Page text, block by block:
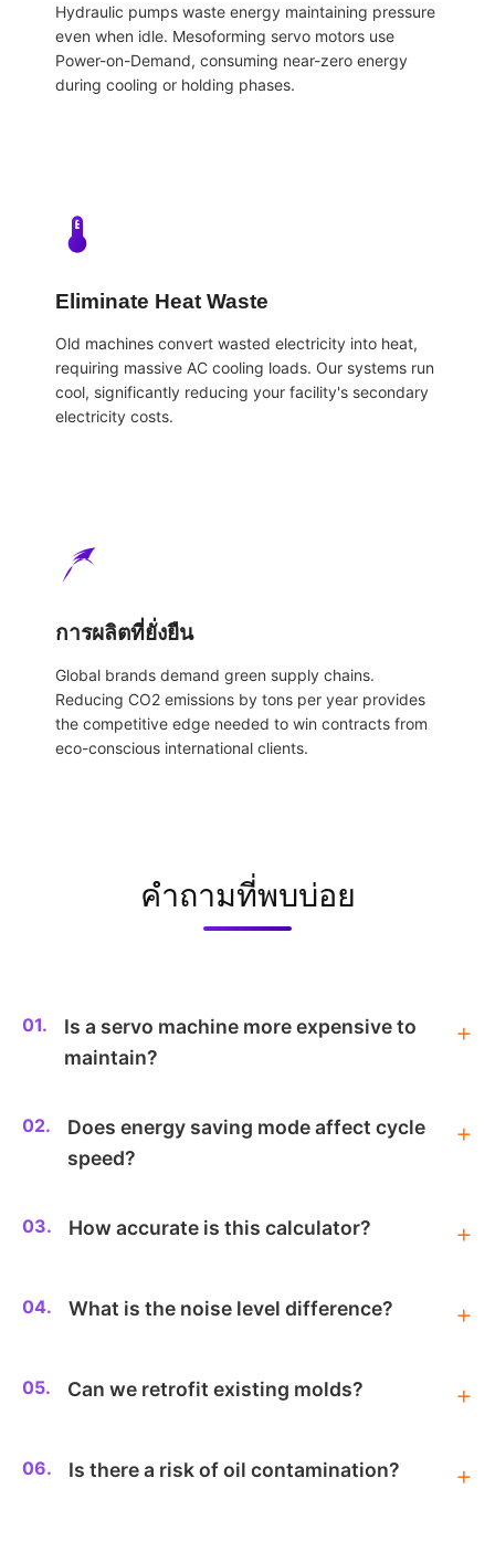
Hydraulic pumps waste energy maintaining pressure
even when idle. Mesoforming servo motors use
Power-on-Demand, consuming near-zero energy
during cooling or holding phases.
Eliminate Heat Waste
Old machines convert wasted electricity into heat,
requiring massive AC cooling loads. Our systems run
cool, significantly reducing your facility's secondary
electricity costs.
การผลิตที่ยั่งยืน
Global brands demand green supply chains.
Reducing CO2 emissions by tons per year provides
the competitive edge needed to win contracts from
eco-conscious international clients.
คำถามที่พบบ่อย
01.
Is a servo machine more expensive to
maintain?
02.
Does energy saving mode affect cycle
speed?
03. How accurate is this calculator?
04. What is the noise level difference?
05. Can we retrofit existing molds?
06. Is there a risk of oil contamination?